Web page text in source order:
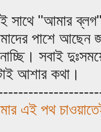
সাথে "আমার
পাশে আছেন
সবাই
আশার কথা।
এই পথ